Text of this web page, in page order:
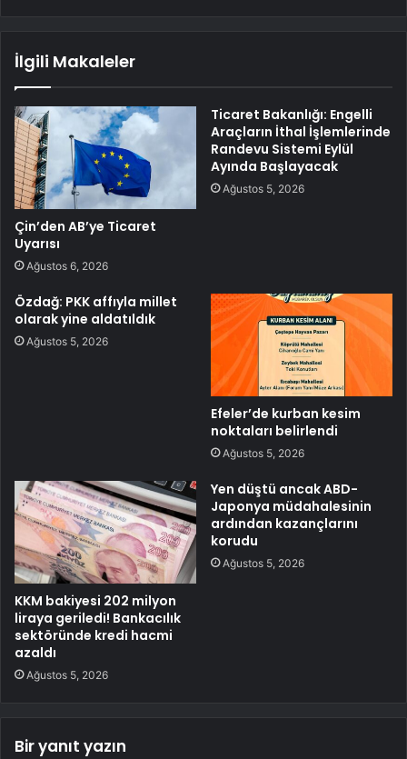
İlgili Makaleler
Çin’den AB’ye Ticaret
Uyarısı
Ağustos 6, 2026
Ticaret Bakanlığı: Engelli
Araçların İthal İşlemlerinde
Randevu Sistemi Eylül
Ayında Başlayacak
Ağustos 5, 2026
Özdağ: PKK affıyla millet
olarak yine aldatıldık
Ağustos 5, 2026
Efeler’de kurban kesim
noktaları belirlendi
Ağustos 5, 2026
KKM bakiyesi 202 milyon
liraya geriledi! Bankacılık
sektöründe kredi hacmi
azaldı
Ağustos 5, 2026
Yen düştü ancak ABD-
Japonya müdahalesinin
ardından kazançlarını
korudu
Ağustos 5, 2026
Bir yanıt yazın